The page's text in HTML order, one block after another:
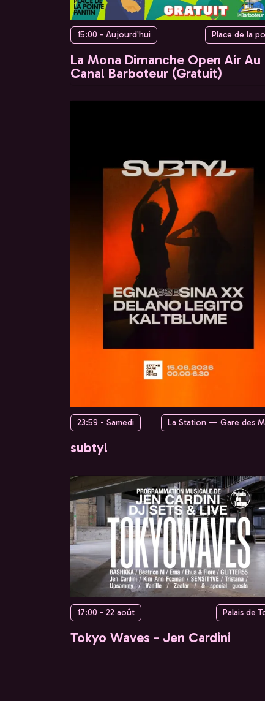
15:00 - Aujourd'hui Place de la
La Mona Dimanche Open Air Au
Canal Barboteur (Gratuit)
23:59 - Samedi La Station — Gare des
subtyl
17:00 - 22 août Palais de
Tokyo Waves - Jen Cardini